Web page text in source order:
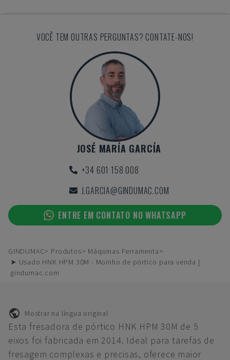
VOCÊ TEM OUTRAS PERGUNTAS? CONTATE-NOS!
JOSÉ MARÍA GARCÍA
+34 601 158 008
J.GARCIA@GINDUMAC.COM
ENTRE EM CONTATO NO WHATSAPP
GINDUMAC Produtos
Máquinas Ferramenta
➤ Usado HNK HPM 30M - Moinho de pórtico para venda |
gindumac.com
Mostrar na língua original
Esta fresadora de pórtico HNK HPM 30M de 5
eixos foi fabricada em 2014. Ideal para tarefas de
fresagem complexas e precisas, oferece maior